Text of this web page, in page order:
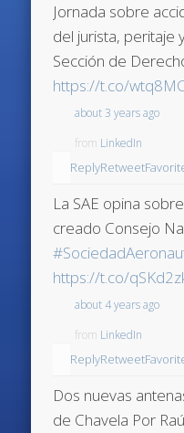
Jornada sobre
del jurista, peritaje
Sección de
https://t.co/
about 3 years ago
from LinkedIn
ReplyRetweet
La SAE opina
creado Consejo
https://t.co/
about 4 years ago
from LinkedIn
ReplyRetweet
Dos nuevas
de Chavela Por